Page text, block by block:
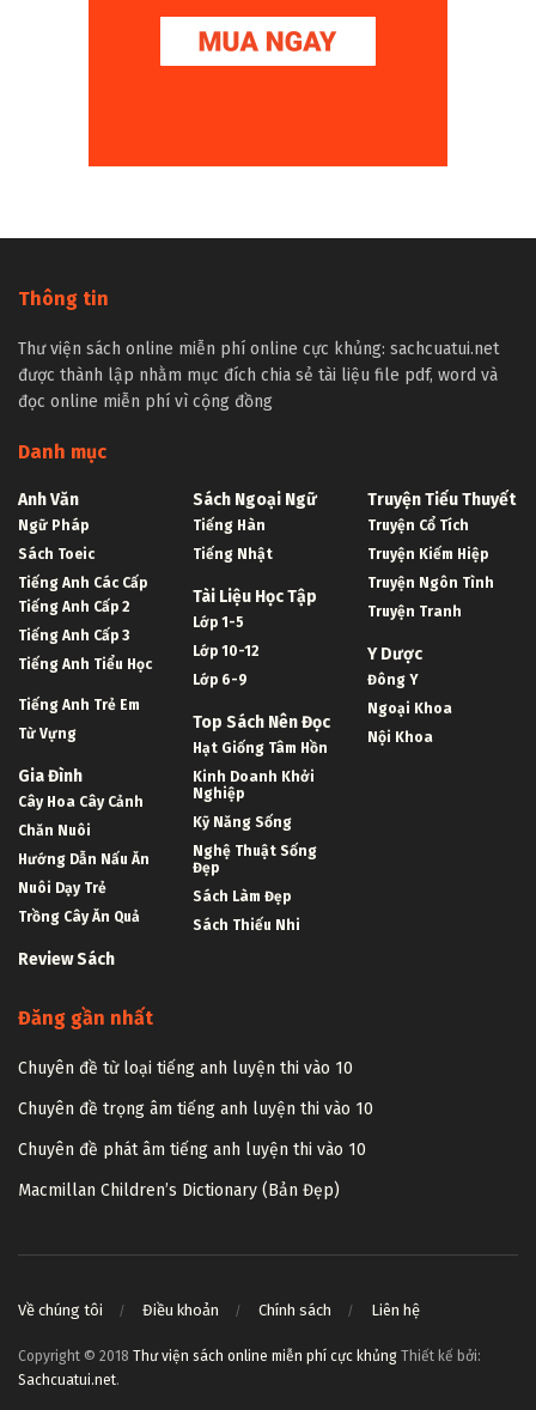
Thông tin
Thư viện sách online miễn phí online cực khủng: sachcuatui.net
được thành lập nhằm mục đích chia sẻ tài liệu file pdf, word và
đọc online miễn phí vì cộng đồng
Danh mục
Anh Văn
Ngữ Pháp
Sách Toeic
Tiếng Anh Các Cấp
Tiếng Anh Cấp 2
Tiếng Anh Cấp 3
Tiếng Anh Tiểu Học
Tiếng Anh Trẻ Em
Từ Vựng
Gia Đình
Cây Hoa Cây Cảnh
Chăn Nuôi
Hướng Dẫn Nấu Ăn
Nuôi Dạy Trẻ
Trồng Cây Ăn Quả
Review Sách
Sách Ngoại Ngữ
Tiếng Hàn
Tiếng Nhật
Tài Liệu Học Tập
Lớp 1-5
Lớp 10-12
Lớp 6-9
Top Sách Nên Đọc
Hạt Giống Tâm Hồn
Kinh Doanh Khởi
Nghiệp
Kỹ Năng Sống
Nghệ Thuật Sống
Đẹp
Sách Làm Đẹp
Sách Thiếu Nhi
Truyện Tiểu Thuyết
Truyện Cổ Tích
Truyện Kiếm Hiệp
Truyện Ngôn Tình
Truyện Tranh
Y Dược
Đông Y
Ngoại Khoa
Nội Khoa
Đăng gần nhất
Chuyên đề từ loại tiếng anh luyện thi vào 10
Chuyên đề trọng âm tiếng anh luyện thi vào 10
Chuyên đề phát âm tiếng anh luyện thi vào 10
Macmillan Children’s Dictionary (Bản Đẹp)
Về chúng tôi Điều khoản Chính sách Liên hệ
Copyright © 2018 Thư viện sách online miễn phí cực khủng Thiết kế bởi:
Sachcuatui.net.